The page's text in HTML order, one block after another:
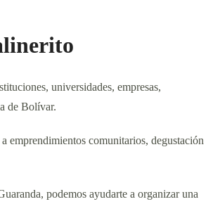
universidades, empresas,
de Bolívar.
emprendimientos comunitarios, degustación
podemos ayudarte a organizar una